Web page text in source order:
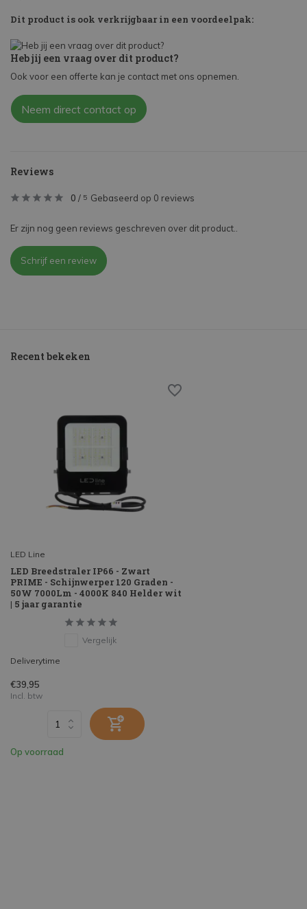
Dit product is ook verkrijgbaar in een voordeelpak:
Heb jij een vraag over dit product?
Ook voor een offerte kan je contact met ons opnemen.
Neem direct contact op
Reviews
0 / 5 Gebaseerd op 0 reviews
Er zijn nog geen reviews geschreven over dit product..
Schrijf een review
Recent bekeken
LED Line
LED Breedstraler IP66 - Zwart
PRIME - Schijnwerper 120 Graden -
50W 7000Lm - 4000K 840 Helder wit
| 5 jaar garantie
Vergelijk
Deliverytime
€39,95
Incl. btw
Op voorraad